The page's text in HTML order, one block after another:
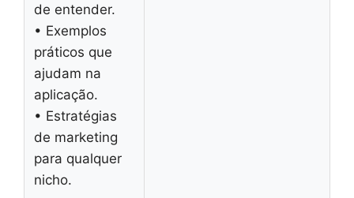
de entender.
• Exemplos
práticos que
ajudam na
aplicação.
• Estratégias
de marketing
para qualquer
nicho.